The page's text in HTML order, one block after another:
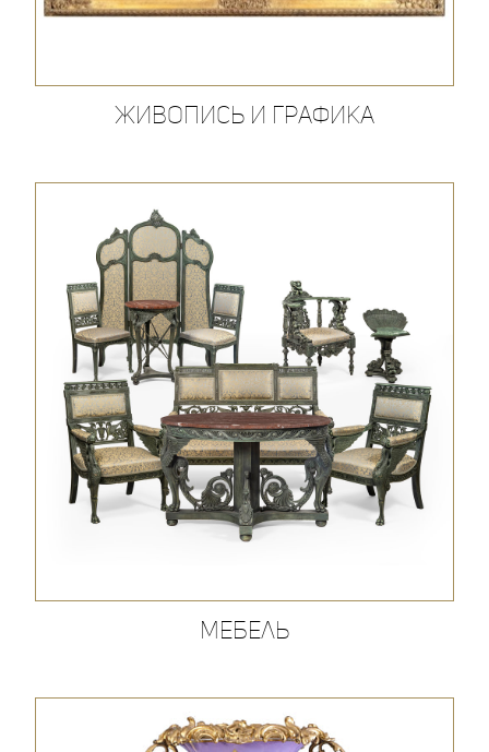
Живопись и графика
Мебель